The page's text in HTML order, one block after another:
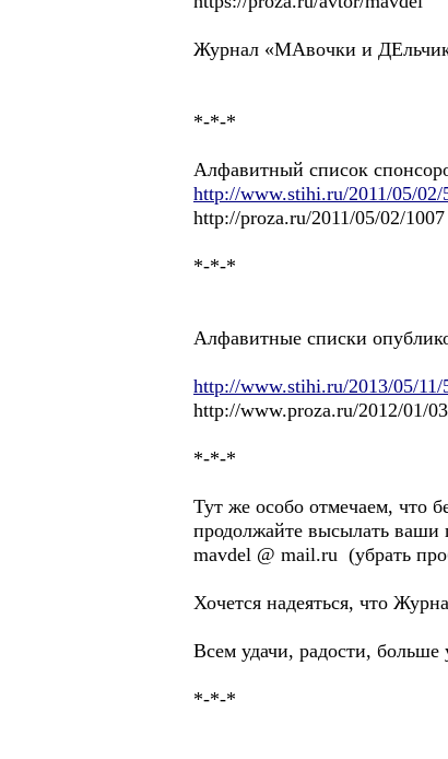
Журнал «МАвочки и
*-*-*
Алфавитный список
http://www.stihi.ru/2011/05/02/
http://proza.ru/2011/05/02/1007
*-*-*
Алфавитные списки
http://www.stihi.ru/2013/05/11/
http://www.proza.ru/2012/01/
*-*-*
Тут же особо отмечаем, что
продолжайте высылать ваши
mavdel @ mail.ru (убрать
Хочется надеяться, что
Всем удачи, радости, больше
*-*-*